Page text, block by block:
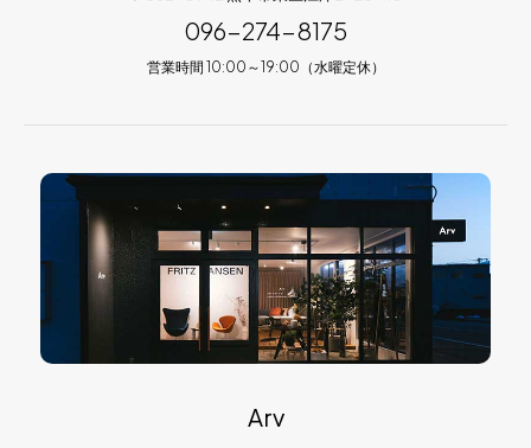
096-274-8175
営業時間 10:00～19:00（水曜定休）
Arv